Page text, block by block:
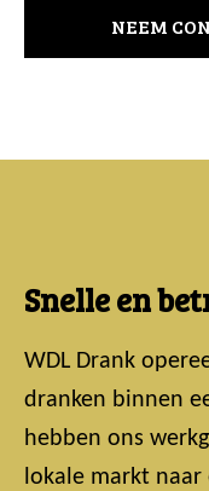
NEEM
Snelle en
WDL Drank
dranken binnen
hebben ons
lokale markt naar